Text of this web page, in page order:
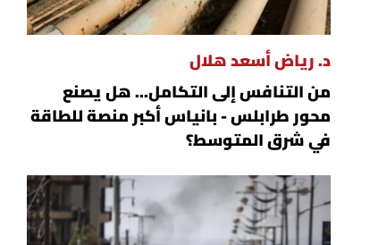
د. رياض أسعد هلال
من التنافس إلى التكامل... هل يصنع
محور طرابلس - بانياس أكبر منصة للطاقة
في شرق المتوسط؟